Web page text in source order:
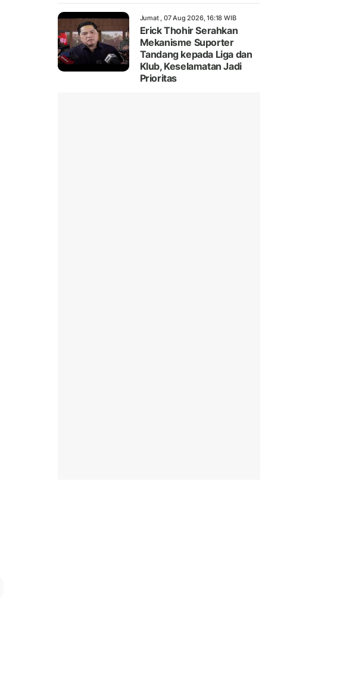
Jumat , 07 Aug 2026, 16:18 WIB
Erick Thohir Serahkan
Mekanisme Suporter
Tandang kepada Liga dan
Klub, Keselamatan Jadi
Prioritas